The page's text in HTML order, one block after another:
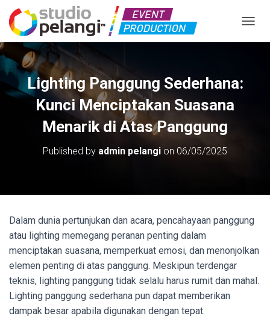
Lighting Panggung Sederhana:
Kunci Menciptakan Suasana
Menarik di Atas Panggung
Published by admin pelangi on 06/05/2025
Dalam dunia pertunjukan dan acara, pencahayaan panggung
atau lighting memegang peranan penting dalam
menciptakan suasana, memperkuat emosi, dan menonjolkan
elemen penting di atas panggung. Meskipun terdengar
teknis, lighting panggung tidak selalu harus rumit dan mahal.
Lighting panggung sederhana pun dapat memberikan
dampak besar apabila digunakan dengan tepat.